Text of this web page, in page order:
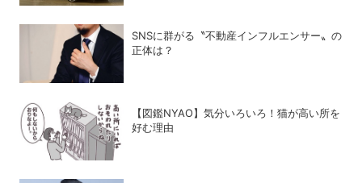
SNSに群がる〝不動産インフルエンサー〟の
正体は？
【図鑑NYAO】気分いろいろ！猫が高い所を
好む理由